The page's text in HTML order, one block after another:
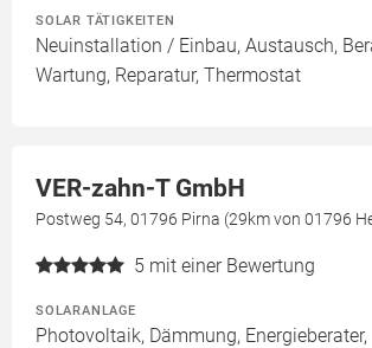
SOLAR TÄTIGKEITEN
Neuinstallation / Einbau, Austausch,
Wartung, Reparatur, Thermostat
VER-zahn-T GmbH
Postweg 54, 01796 Pirna (29km von 01796
5 mit einer Bewertung
SOLARANLAGE
Photovoltaik, Dämmung, Energieberater,